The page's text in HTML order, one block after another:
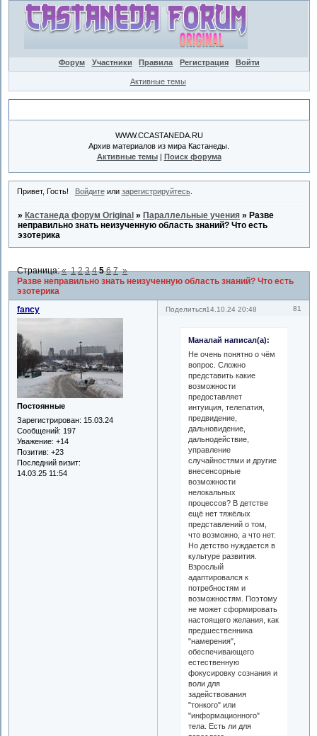
Форум Участники Правила Регистрация Войти
Активные темы
WWW.CCASTANEDA.RU
Архив материалов из мира Кастанеды.
Активные темы| Поиск форума
Привет, Гость! Войдитеили зарегистрируйтесь.
» Кастанеда форум Original » Параллельные учения » Разве
неправильно знать неизученную область знаний? Что есть
эзотерика
Разве неправильно знать неизученную область знаний? Что есть
эзотерика
Страница:« 1 2 3 4 5 6 7 »
Поделиться 81
14.10.24 20:48
fancy
Постоянные
Зарегистрирован: 15.03.24
Сообщений: 197
Уважение: +14
Позитив: +23
Последний визит:
14.03.25 11:54
Маналай написал(а):
Не очень понятно о чём
вопрос. Сложно
представить какие
возможности
предоставляет
интуиция, телепатия,
предвидение,
дальновидение,
дальнодействие,
управление
случайностями и другие
внесенсорные
возможности
нелокальных
процессов? В детстве
ещё нет тяжёлых
представлений о том,
что возможно, а что нет.
Но детство нуждается в
культуре развития.
Взрослый
адаптировался к
потребностям и
возможностям. Поэтому
не может сформировать
настоящего желания, как
предшественника
"намерения",
обеспечивающего
естественную
фокусировку сознания и
воли для
задействования
"тонкого" или
"информационного"
тела. Есть ли для